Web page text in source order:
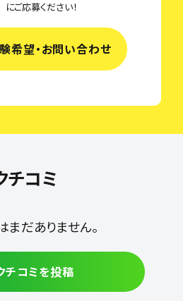
にご応募ください！
希望・お問い合わせ
チコミ
まだありません。
チコミを投稿